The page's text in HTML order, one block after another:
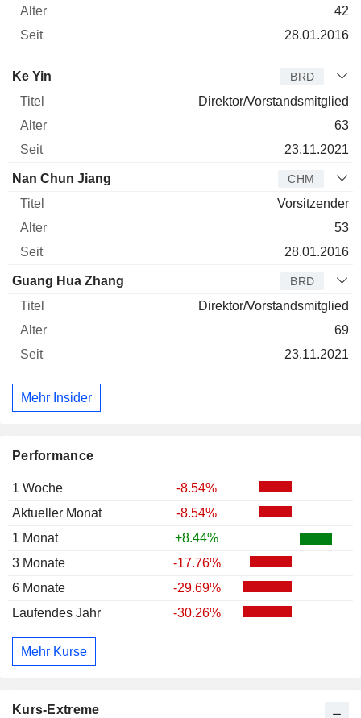
Performance
1 Woche
-8.54%
Aktueller Monat
-8.54%
1 Monat
+8.44%
3 Monate
-17.76%
6 Monate
-29.69%
Laufendes Jahr
-30.26%
Mehr Kurse
Kurs-Extreme
42
28.01.2016
Verwaltungsratsmitglied
Ke Yin BRD
Direktor/Vorstandsmitglied
63
23.11.2021
Nan Chun Jiang CHM
Vorsitzender
53
28.01.2016
Guang Hua Zhang BRD
Direktor/Vorstandsmitglied
69
23.11.2021
Mehr Insider